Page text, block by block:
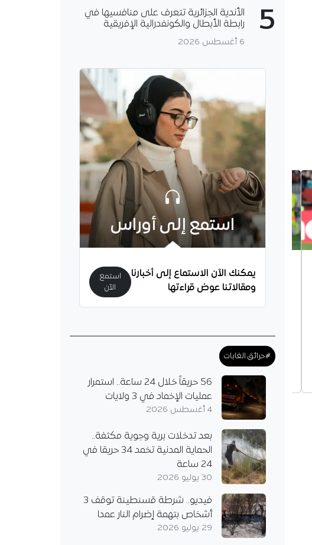
اقترب الحارس الجزائري لوكا زيدان
من حسم وجهته الجديدة، بعدما
في انتظار التوقيع الرسمي.
5
الأندية الجزائرية تتعرف على منافسيها في
رابطة الأبطال والكونفدرالية الإفريقية
6 أغسطس 2026
استمع إلى أوراس
يمكنك الآن الاستماع إلى أخبارنا
ومقالاتنا عوض قراءتها
استمع
الآن
#حرائق الغابات
56 حريقاً خلال 24 ساعة.. استمرار
عمليات الإخماد في 3 ولايات
4 أغسطس 2026
بعد تدخلات برية وجوية مكثفة..
الحماية المدنية تخمد 34 حريقا في
24 ساعة
30 يوليو 2026
فيديو.. شرطة قسنطينة توقف 3
أشخاص بتهمة إضرام النار عمدا
29 يوليو 2026